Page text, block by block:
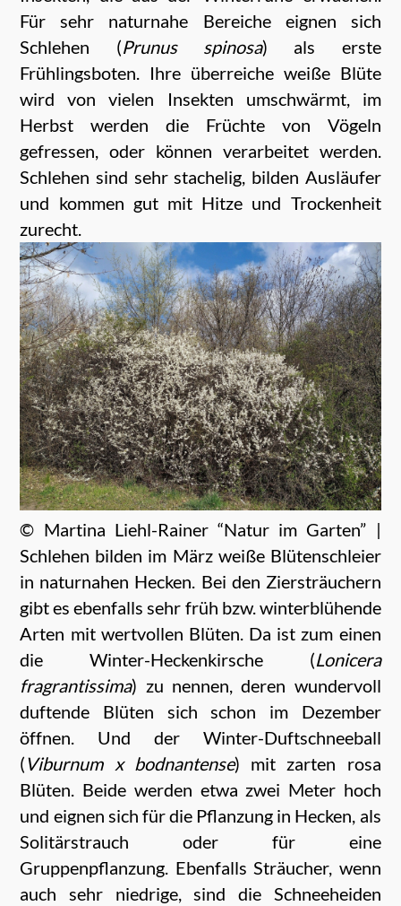
Für sehr naturnahe Bereiche eignen sich
Schlehen (Prunus spinosa) als erste
Frühlingsboten. Ihre überreiche weiße Blüte
wird von vielen Insekten umschwärmt, im
Herbst werden die Früchte von Vögeln
gefressen, oder können verarbeitet werden.
Schlehen sind sehr stachelig, bilden Ausläufer
und kommen gut mit Hitze und Trockenheit
zurecht.
© Martina Liehl-Rainer “Natur im Garten” |
Schlehen bilden im März weiße Blütenschleier
in naturnahen Hecken. Bei den Ziersträuchern
gibt es ebenfalls sehr früh bzw. winterblühende
Arten mit wertvollen Blüten. Da ist zum einen
die Winter-Heckenkirsche (Lonicera
fragrantissima) zu nennen, deren wundervoll
duftende Blüten sich schon im Dezember
öffnen. Und der Winter-Duftschneeball
(Viburnum x bodnantense) mit zarten rosa
Blüten. Beide werden etwa zwei Meter hoch
und eignen sich für die Pflanzung in Hecken, als
Solitärstrauch oder für eine
Gruppenpflanzung. Ebenfalls Sträucher, wenn
auch sehr niedrige, sind die Schneeheiden